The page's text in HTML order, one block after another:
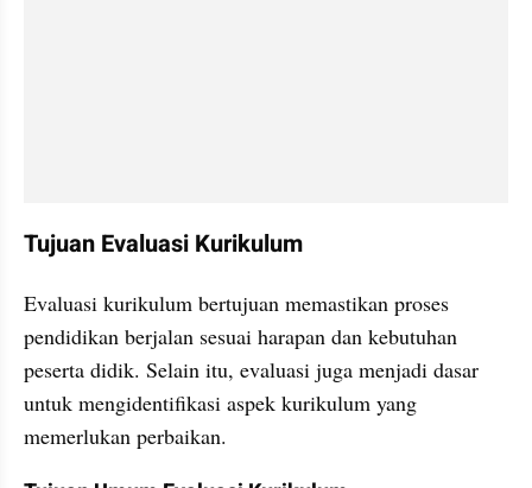
Tujuan Evaluasi Kurikulum
Evaluasi kurikulum bertujuan memastikan proses
pendidikan berjalan sesuai harapan dan kebutuhan
peserta didik. Selain itu, evaluasi juga menjadi dasar
untuk mengidentifikasi aspek kurikulum yang
memerlukan perbaikan.